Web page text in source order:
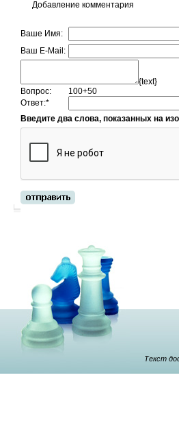
Добавление комментария
Ваше Имя:
Ваш E-Mail:
{text}
Вопрос:
100+50
Ответ:*
Введите два слова, показанных на
Текст